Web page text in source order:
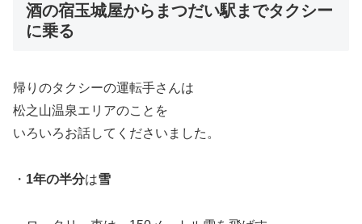
酒の宿玉城屋からまつだい駅までタクシー
に乗る
帰りのタクシーの運転手さんは
松之山温泉エリアのことを
いろいろお話してくださいました。
・ 1年の半分は雪